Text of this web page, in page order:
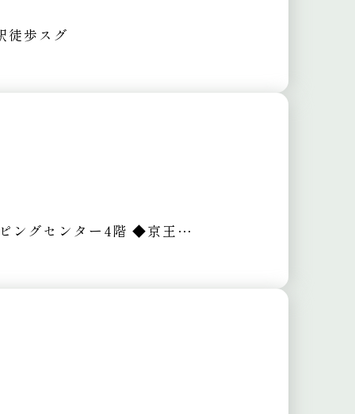
徒歩スグ
ングセンター4階 ◆京王線 府中駅 徒歩1分